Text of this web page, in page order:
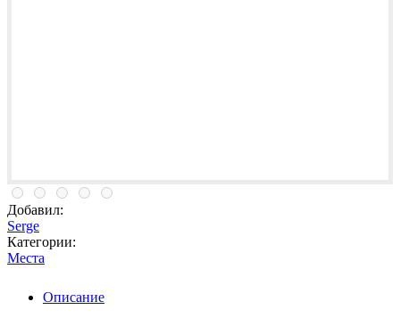
Добавил:
Serge
Категории:
Места
Описание